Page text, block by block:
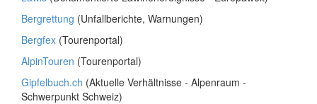
Bergrettung (Unfallberichte, Warnungen)
Bergfex (Tourenportal)
AlpinTouren (Tourenportal)
Gipfelbuch.ch (Aktuelle Verhältnisse - Alpenraum -
Schwerpunkt Schweiz)